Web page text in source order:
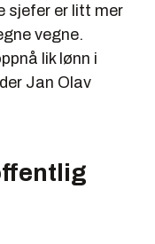
sjefer er litt mer
vegne.
lik lønn i
Jan Olav